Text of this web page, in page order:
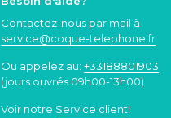
Contactez-nous par mail à
service@coque-telephone.fr
Ou appelez au: +33188801903
(jours ouvrés 09h00-13h00)
Voir notre Service client!